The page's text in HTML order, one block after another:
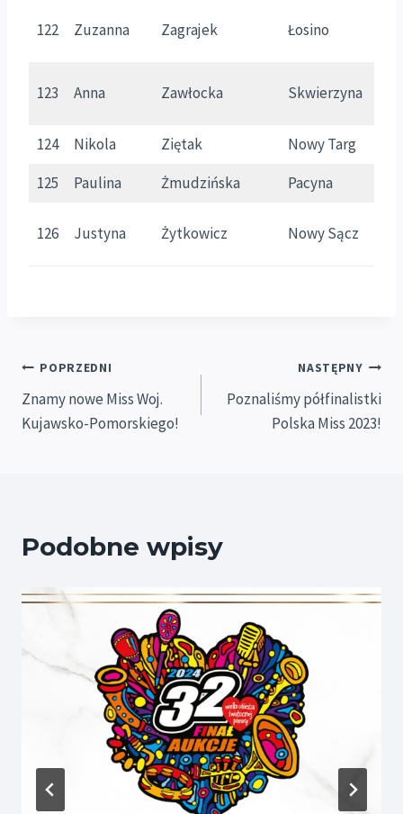
122 Zuzanna Zagrajek Łosino
123 Anna Zawłocka Skwierzyna
124 Nikola Ziętak Nowy Targ
125
Paulina Żmudzińska Pacyna
126 Justyna Żytkowicz Nowy Sącz
Nawigacja
wpisu
POPRZEDNI
Znamy nowe Miss Woj.
Kujawsko-Pomorskiego!
NASTĘPNY
Poznaliśmy półfinalistki
Polska Miss 2023!
Podobne wpisy